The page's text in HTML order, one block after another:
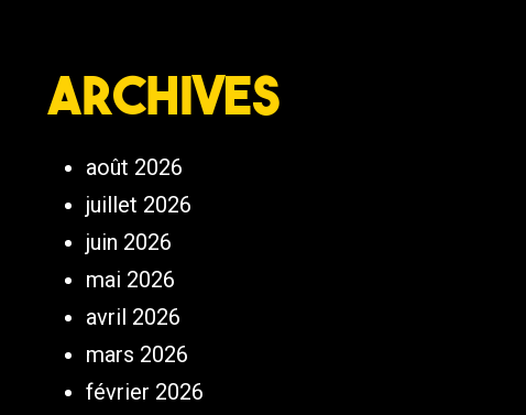
Archives
août 2026
juillet 2026
juin 2026
mai 2026
avril 2026
mars 2026
février 2026